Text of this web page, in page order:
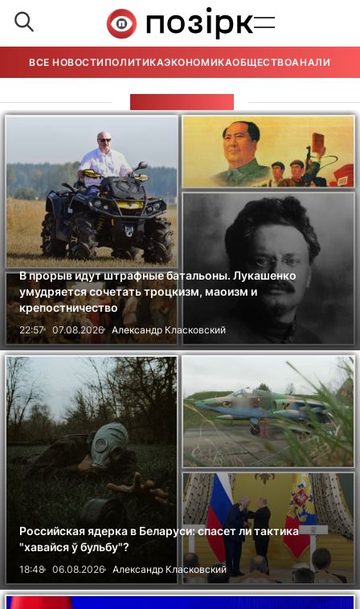
ВСЕ НОВОСТИ ПОЛИТИКАЭКОНОМИКАОБЩЕСТВОАНАЛИТИКА
В прорыв идут штрафные батальоны. Лукашенко
умудряется сочетать троцкизм, маоизм и
крепостничество
22:57 07.08.2026 Александр Класковский
Российская ядерка в Беларуси: спасет ли тактика
"хавайся ў бульбу"?
18:48 06.08.2026 Александр Класковский